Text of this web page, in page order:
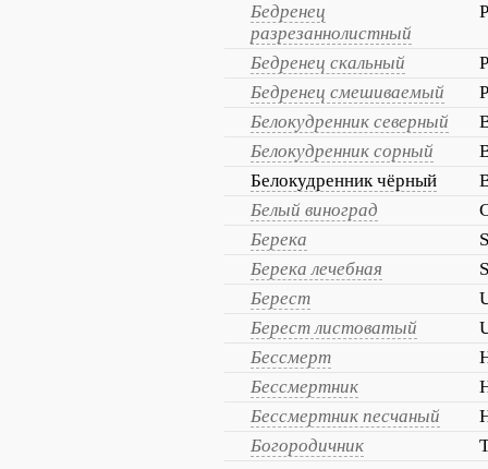
Бедренец
разрезаннолистный
Бедренец скальный
Бедренец смешиваемый
Белокудренник северный
Белокудренник сорный
Белокудренник чёрный
Белый виноград
Берека
Берека лечебная
Берест
Берест листоватый
Бессмерт
Бессмертник
Бессмертник песчаный
Богородичник